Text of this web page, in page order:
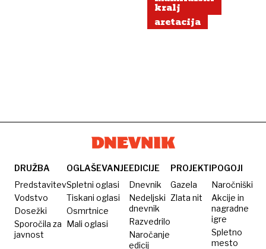
kralj
aretacija
DRUŽBA
Predstavitev
Vodstvo
Dosežki
Sporočila za
javnost
OGLAŠEVANJE
Spletni oglasi
Tiskani oglasi
Osmrtnice
Mali oglasi
EDICIJE
Dnevnik
Nedeljski
dnevnik
Razvedrilo
Naročanje
edicij
PROJEKTI
Gazela
Zlata nit
POGOJI
Naročniški
Akcije in
nagradne
igre
Spletno
mesto